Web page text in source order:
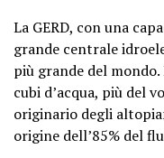
La GERD, con una
grande centrale
più grande del
cubi d’acqua, più del
originario degli
origine dell’85% del